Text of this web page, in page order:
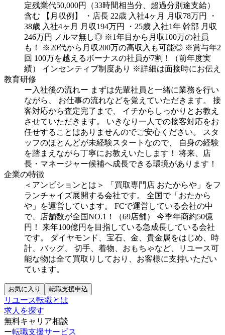
定残業代50,000円（33時間相当分、超過分別途支給）
含む
【月収例】 ・店長 22歳 入社4ヶ月 月収78万円
・
38歳 入社4ヶ月 月収194万円
・25歳 入社1年 幹部 月収
246万円
ノルマ無し◎ ※1年目から月収100万の社員
も！
※20代から月収200万の高収入も可能◎ ※賞与年2
回 100万を越えるボーナスの社員が7割！（前年度実
績）
インセンティブ制度あり ※詳細は面接時にお伝え
教育研修
ー入社後の流れー まずは先輩社員と一緒に業務を行い
ながら、
お仕事の流れなどを覚えていただきます。
接
客対応から査定完了まで、
イチからしっかりとお教え
させていただきます。
いきなり一人での接客対応をお
任せすることはありませんのでご安心ください。
スタ
ッフのほとんどが未経験スタートなので、
自身の経験
を踏まえながら丁寧にお教えいたします！
将来、店
長・マネージャー候補へ成長できる環境があります！
企業の特徴
＜アンビションとは＞
「買取専門店 おたからや」をフ
ランチャイズ展開する会社です。
全国で「おたから
や」を運営しています。
FCで運営している会社の中
で、店舗数が全国NO.1！（69店舗）
今季年商約50億
円！
来年100億円を目指している急成長している会社
です。
ダイヤモンド、宝石、金、貴金属をはじめ、時
計、バッグ、
切手、着物、おもちゃなど、リユース可
能な物は全て買取りしており、お客様に支持いただい
ています。
お気に入り 転職支援申込
リユース転職とは
求人を探す
無料キャリア相談
ー転職支援サービス